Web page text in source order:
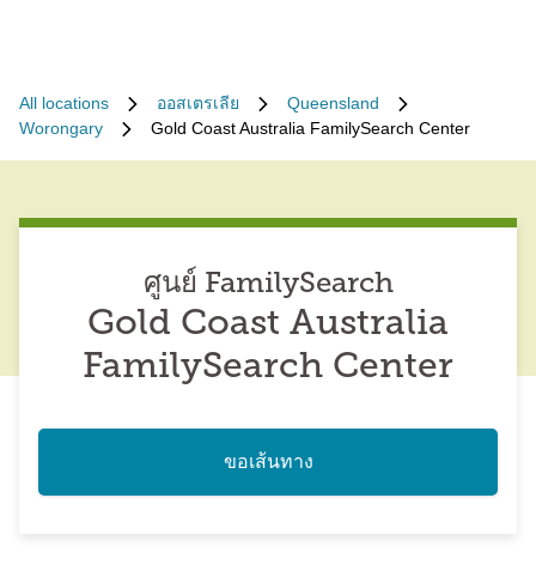
All locations ออสเตรเลีย
Queensland
Worongary
Gold Coast Australia FamilySearch Center
ศูนย์ FamilySearch
Gold Coast Australia
FamilySearch Center
ขอเส้นทาง